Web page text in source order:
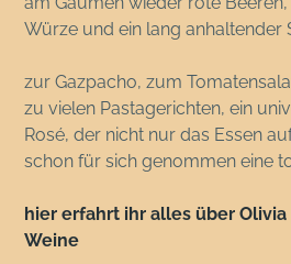
Würze und ein lang anhaltender
zur Gazpacho, zum
zu vielen Pastagerichten, ein
Rosé, der nicht nur das Essen
schon für sich genommen eine
hier erfahrt ihr alles über
Weine